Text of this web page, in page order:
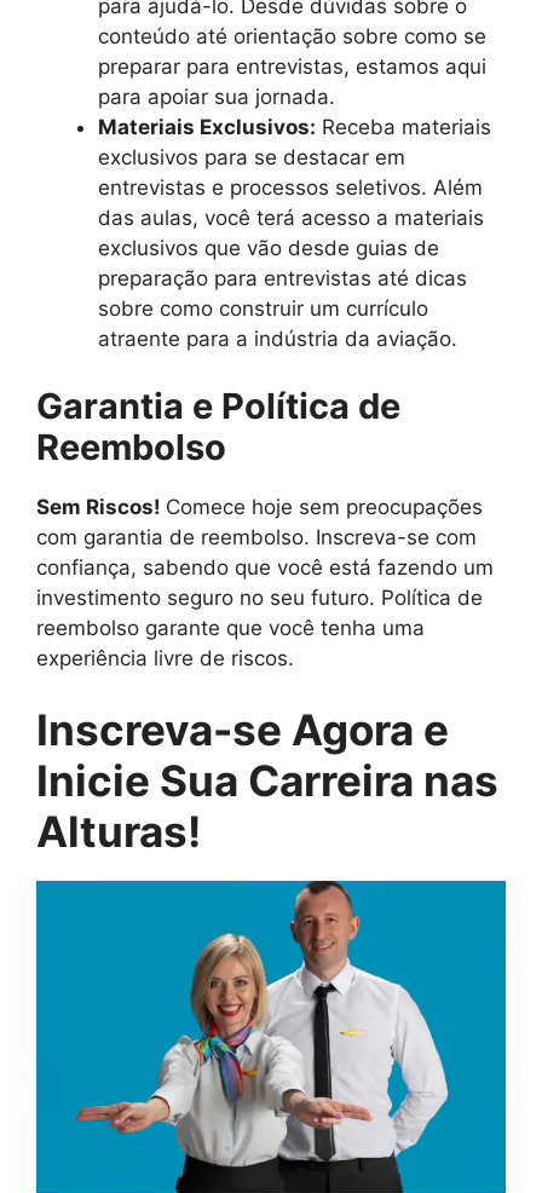
para ajudá-lo. Desde dúvidas sobre o
conteúdo até orientação sobre como se
preparar para entrevistas, estamos aqui
para apoiar sua jornada.
Materiais Exclusivos: Receba materiais
exclusivos para se destacar em
entrevistas e processos seletivos. Além
das aulas, você terá acesso a materiais
exclusivos que vão desde guias de
preparação para entrevistas até dicas
sobre como construir um currículo
atraente para a indústria da aviação.
Garantia e Política de
Reembolso
Sem Riscos! Comece hoje sem preocupações
com garantia de reembolso. Inscreva-se com
confiança, sabendo que você está fazendo um
investimento seguro no seu futuro. Política de
reembolso garante que você tenha uma
experiência livre de riscos.
Inscreva-se Agora e
Inicie Sua Carreira nas
Alturas!